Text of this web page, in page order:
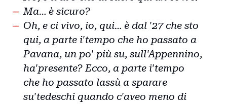
Ma… è sicuro?
Oh, e ci vivo, io, qui… è dal '27 che sto
qui, a parte i'tempo che ho passato a
Pavana, un po' più su, sull'Appennino,
ha'presente? Ecco, a parte i'tempo
che ho passato lassù a sparare
su'tedeschi quando c'aveo meno di